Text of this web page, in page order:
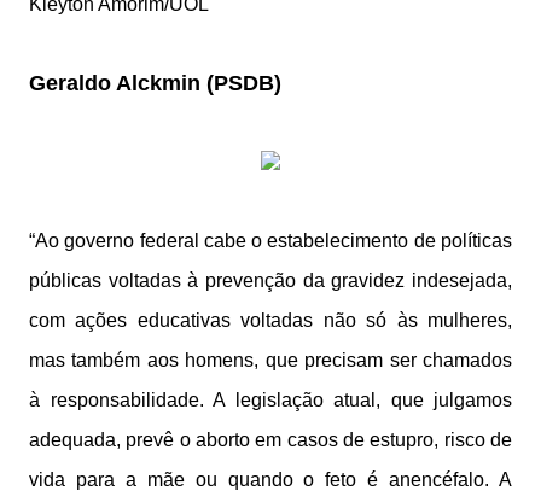
Kleyton Amorim/UOL
Geraldo Alckmin (PSDB)
“Ao governo federal cabe o estabelecimento de políticas
públicas voltadas à prevenção da gravidez indesejada,
com ações educativas voltadas não só às mulheres,
mas também aos homens, que precisam ser chamados
à responsabilidade. A legislação atual, que julgamos
adequada, prevê o aborto em casos de estupro, risco de
vida para a mãe ou quando o feto é anencéfalo. A